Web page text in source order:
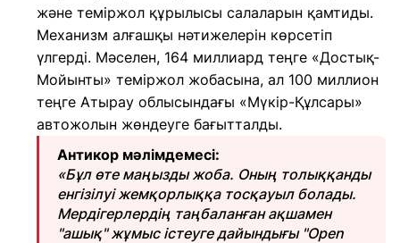
және теміржол құрылысы салаларын қамтиды.
Механизм алғашқы нәтижелерін көрсетіп
үлгерді. Мәселен, 164 миллиард теңге «Достық-
Мойынты» теміржол жобасына, ал 100 миллион
теңге Атырау облысындағы «Мүкір-Құлсары»
автожолын жөндеуге бағытталды.
Антикор мәлімдемесі:
«Бұл өте маңызды жоба. Оның толыққанды
енгізілуі жемқорлыққа тосқауыл болады.
Мердігерлердің таңбаланған ақшамен
"ашық" жұмыс істеуге дайындығы "Open